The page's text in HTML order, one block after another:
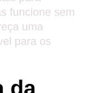
funcione sem
uma
para os
da